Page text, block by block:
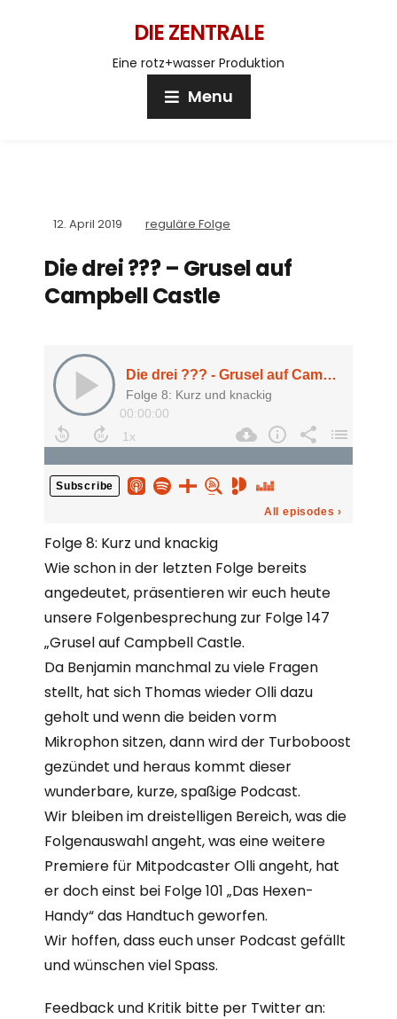
DIE ZENTRALE
Eine rotz+wasser Produktion
Menu
12. April 2019 reguläre Folge
Die drei ??? – Grusel auf
Campbell Castle
Folge 8: Kurz und knackig
Wie schon in der letzten Folge bereits
angedeutet, präsentieren wir euch heute
unsere Folgenbesprechung zur Folge 147
„Grusel auf Campbell Castle.
Da Benjamin manchmal zu viele Fragen
stellt, hat sich Thomas wieder Olli dazu
geholt und wenn die beiden vorm
Mikrophon sitzen, dann wird der Turboboost
gezündet und heraus kommt dieser
wunderbare, kurze, spaßige Podcast.
Wir bleiben im dreistelligen Bereich, was die
Folgenauswahl angeht, was eine weitere
Premiere für Mitpodcaster Olli angeht, hat
er doch einst bei Folge 101 „Das Hexen-
Handy“ das Handtuch geworfen.
Wir hoffen, dass euch unser Podcast gefällt
und wünschen viel Spass.
Feedback und Kritik bitte per Twitter an: